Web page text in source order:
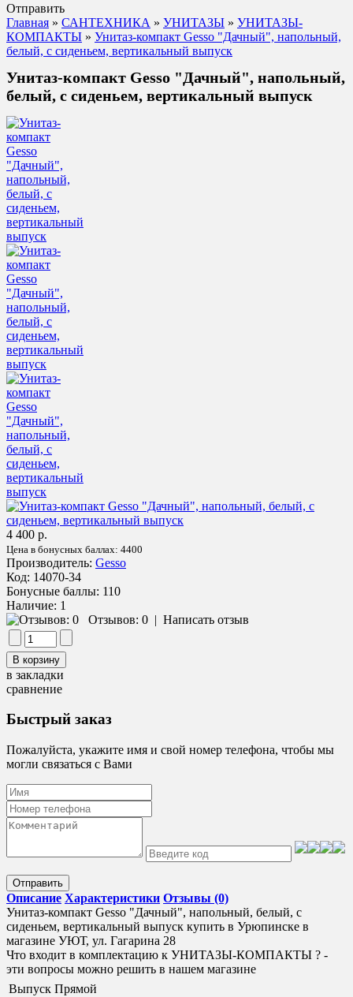
Отправить
Главная » САНТЕХНИКА » УНИТАЗЫ » УНИТАЗЫ-
КОМПАКТЫ » Унитаз-компакт Gesso "Дачный", напольный,
белый, с сиденьем, вертикальный выпуск
Унитаз-компакт Gesso "Дачный", напольный,
белый, с сиденьем, вертикальный выпуск
4 400 р.
Цена в бонусных баллах: 4400
Производитель: Gesso
Код: 14070-34
Бонусные баллы: 110
Наличие: 1
Отзывов: 0 | Написать отзыв
в закладки
сравнение
Быстрый заказ
Пожалуйста, укажите имя и свой номер телефона, чтобы мы
могли связаться с Вами
Отправить
Описание Характеристики Отзывы (0)
Унитаз-компакт Gesso "Дачный", напольный, белый, с
сиденьем, вертикальный выпуск купить в Урюпинске в
магазине УЮТ, ул. Гагарина 28
Что входит в комплектацию к УНИТАЗЫ-КОМПАКТЫ ? -
эти вопросы можно решить в нашем магазине
Выпуск Прямой